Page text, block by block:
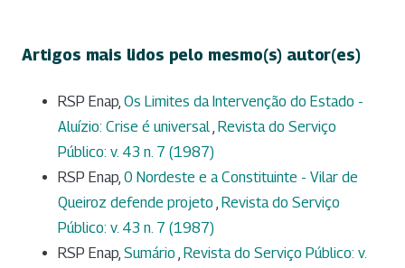
Artigos mais lidos pelo mesmo(s) autor(es)
RSP Enap, Os Limites da Intervenção do Estado -
Aluízio: Crise é universal Revista do Serviço
Público: v. 43 n. 7 (1987)
RSP Enap, 0 Nordeste e a Constituinte - Vilar de
Queiroz defende projeto Revista do Serviço
Público: v. 43 n. 7 (1987)
RSP Enap, Sumário Revista do Serviço Público: v.